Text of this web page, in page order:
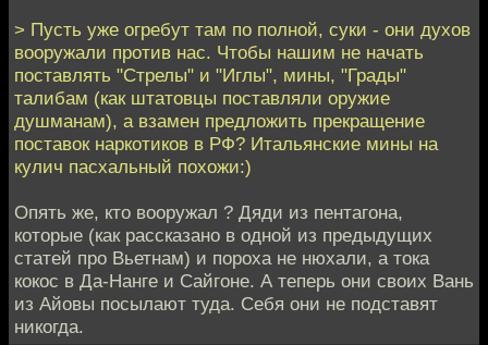
> Пусть уже огребут там по полной, суки - они духов
вооружали против нас. Чтобы нашим не начать
поставлять "Стрелы" и "Иглы", мины, "Грады"
талибам (как штатовцы поставляли оружие
душманам), а взамен предложить прекращение
поставок наркотиков в РФ? Итальянские мины на
кулич пасхальный похожи:)
Опять же, кто вооружал ? Дяди из пентагона,
которые (как рассказано в одной из предыдущих
статей про Вьетнам) и пороха не нюхали, а тока
кокос в Да-Нанге и Сайгоне. А теперь они своих Вань
из Айовы посылают туда. Себя они не подставят
никогда.